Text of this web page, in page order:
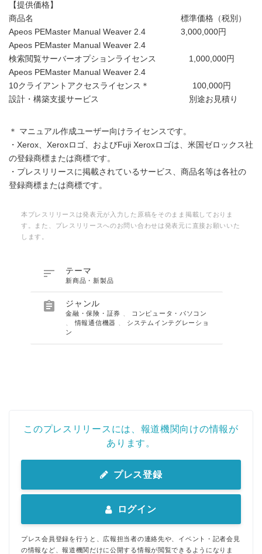
【提供価格】
商品名 標準価格（税別）
Apeos PEMaster Manual Weaver 2.4 3,000,000円
Apeos PEMaster Manual Weaver 2.4
検索閲覧サーバーオプションライセンス 1,000,000円
Apeos PEMaster Manual Weaver 2.4
10クライアントアクセスライセンス＊ 100,000円
設計・構築支援サービス 別途お見積り
＊ マニュアル作成ユーザー向けライセンスです。
・Xerox、Xeroxロゴ、およびFuji Xeroxロゴは、米国ゼロックス社
の登録商標または商標です。
・プレスリリースに掲載されているサービス、商品名等は各社の
登録商標または商標です。
本プレスリリースは発表元が入力した原稿をそのまま掲載しておりま
す。また、プレスリリースへのお問い合わせは発表元に直接お願いいた
します。
 テーマ
新商品・新製品
 ジャンル
金融・保険・証券
コンピュータ・パソコン
、情報通信機器
システムインテグレーショ
ン
このプレスリリースには、報道機関向けの情報が
あります。
プレス登録
ログイン
プレス会員登録を行うと、広報担当者の連絡先や、イベント・記者会見
の情報など、報道機関だけに公開する情報が閲覧できるようになりま